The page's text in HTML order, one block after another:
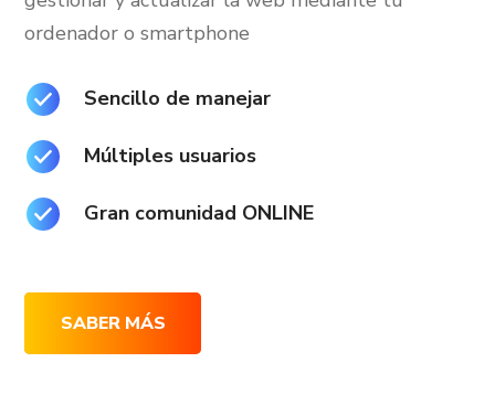
ordenador o smartphone
Sencillo de manejar
Múltiples usuarios
Gran comunidad ONLINE
SABER MÁS